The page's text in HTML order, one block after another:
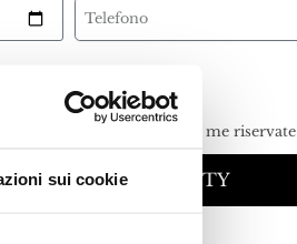
sui cookie
Privacy policy
ricevere sconti e promo a me riservate
AD AMELIA FIDELITY